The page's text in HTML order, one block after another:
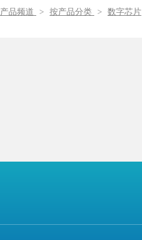
产品频道 > 按产品分类 > 数字芯片